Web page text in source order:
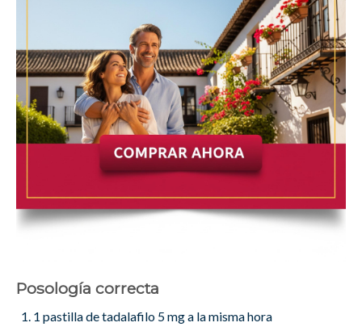
Posología correcta
1 pastilla de tadalafilo 5 mg a la misma hora